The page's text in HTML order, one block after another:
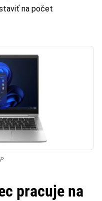
na počet
pracuje na